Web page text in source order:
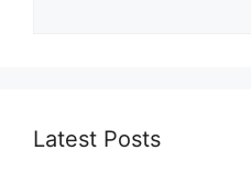
Latest Posts